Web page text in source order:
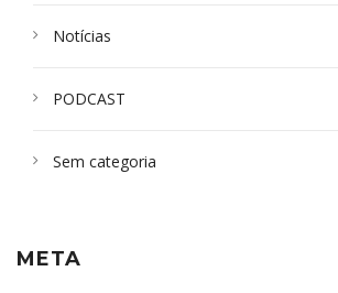
Notícias
PODCAST
Sem categoria
META